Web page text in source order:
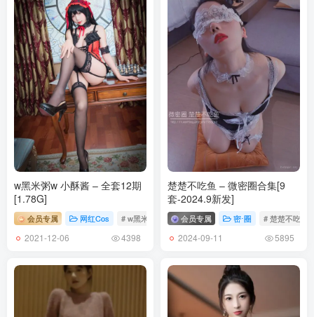
[3.3]
けん研(けんけん) – NO.066 [Fantia] 2024年02月投稿[219P-2V-
1.15G]
[2.2]
けん研(けんけん) – NO.065 [Fantia] 2024年01月合集 [188P6V-
1.92GB]
[2024.1.4]
けん研(けんけん) – NO.064 23年12月[203P-6V-1011.5M]
[12.11]
けん研(けんけん) – NO.063 観賞用フェチメイド [56P／272MB]
[12.6]
けん研(けんけん) – NO.062 mekurumeku [360P／905MB]
w黑米粥w 小酥酱 – 全套12期
[1.78G]
会员专属 网红Cos # w黑米粥w 小酥酱
2021-12-06 4398
楚楚不吃鱼 – 微密圈合集[9
套-2024.9新发]
会员专属 密⋅圈 # 楚楚不吃鱼
2024-09-11 5895